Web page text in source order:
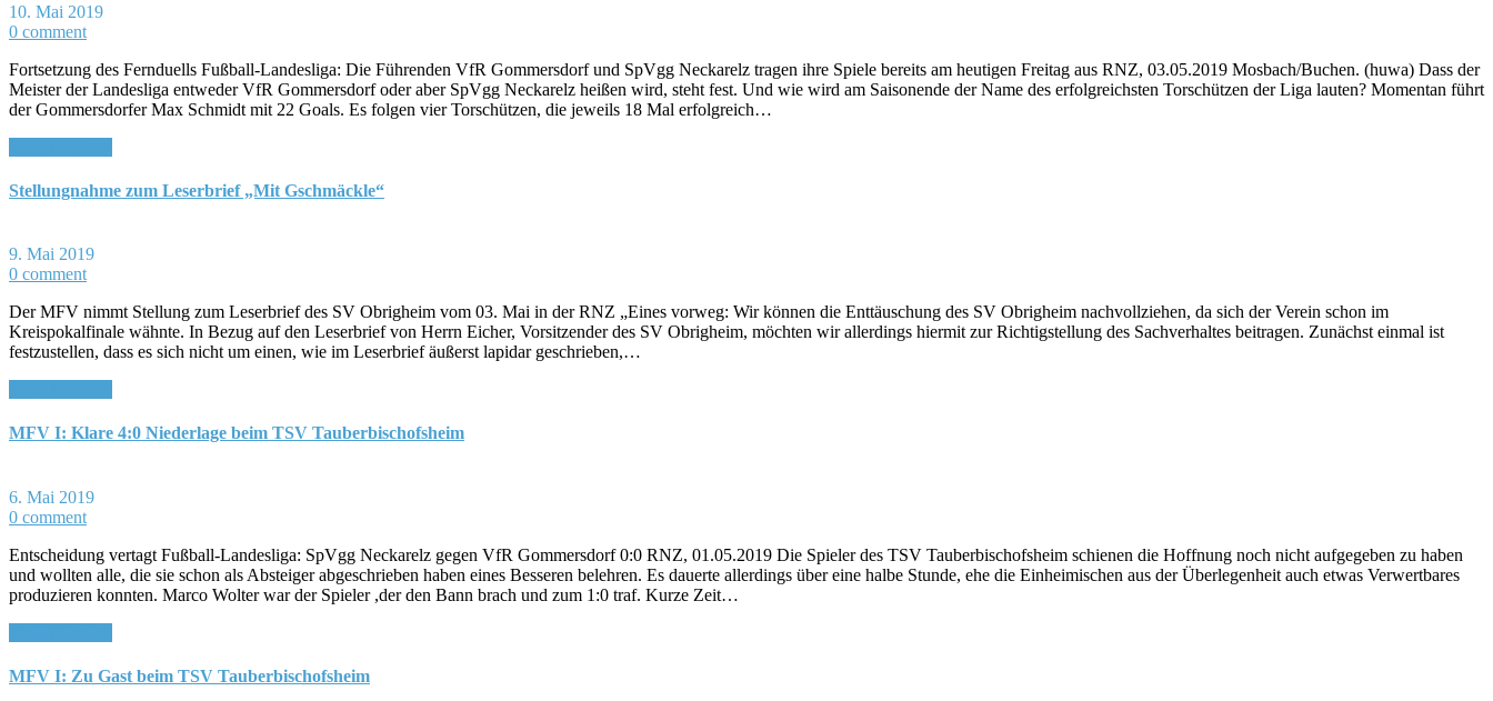
10. Mai 2019
0 comment
Fortsetzung des Fernduells Fußball-Landesliga: Die Führenden VfR Gommersdorf und SpVgg Neckarelz tragen ihre Spiele bereits am heutigen Freitag aus RNZ, 03.05.2019 Mosbach/Buchen. (huwa) Dass der
Meister der Landesliga entweder VfR Gommersdorf oder aber SpVgg Neckarelz heißen wird, steht fest. Und wie wird am Saisonende der Name des erfolgreichsten Torschützen der Liga lauten? Momentan führt
der Gommersdorfer Max Schmidt mit 22 Goals. Es folgen vier Torschützen, die jeweils 18 Mal erfolgreich…
Stellungnahme zum Leserbrief „Mit Gschmäckle“
9. Mai 2019
0 comment
Der MFV nimmt Stellung zum Leserbrief des SV Obrigheim vom 03. Mai in der RNZ „Eines vorweg: Wir können die Enttäuschung des SV Obrigheim nachvollziehen, da sich der Verein schon im
Kreispokalfinale wähnte. In Bezug auf den Leserbrief von Herrn Eicher, Vorsitzender des SV Obrigheim, möchten wir allerdings hiermit zur Richtigstellung des Sachverhaltes beitragen. Zunächst einmal ist
festzustellen, dass es sich nicht um einen, wie im Leserbrief äußerst lapidar geschrieben,…
MFV I: Klare 4:0 Niederlage beim TSV Tauberbischofsheim
6. Mai 2019
0 comment
Entscheidung vertagt Fußball-Landesliga: SpVgg Neckarelz gegen VfR Gommersdorf 0:0 RNZ, 01.05.2019 Die Spieler des TSV Tauberbischofsheim schienen die Hoffnung noch nicht aufgegeben zu haben
und wollten alle, die sie schon als Absteiger abgeschrieben haben eines Besseren belehren. Es dauerte allerdings über eine halbe Stunde, ehe die Einheimischen aus der Überlegenheit auch etwas Verwertbares
produzieren konnten. Marco Wolter war der Spieler ,der den Bann brach und zum 1:0 traf. Kurze Zeit…
MFV I: Zu Gast beim TSV Tauberbischofsheim